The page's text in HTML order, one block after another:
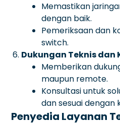
Memastikan
dengan baik.
Pemeriksaan dan
switch.
Dukungan Teknis dan
Memberikan
maupun remote.
Konsultasi untuk
dan sesuai dengan
Penyedia Layanan